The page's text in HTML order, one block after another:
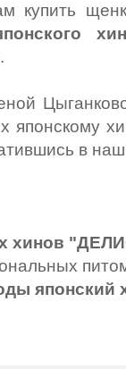
купить
японскому
в
хинов
японский